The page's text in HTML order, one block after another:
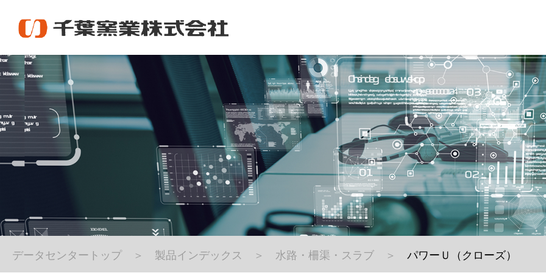
データセンタートップ 製品インデックス 水路・柵渠・スラブ パワーＵ（クローズ）